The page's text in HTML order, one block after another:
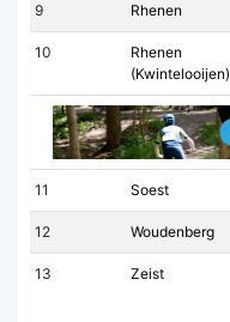
9 Rhenen
10
Rhenen
(Kwintelooijen)
11 Soest
12 Woudenberg
13 Zeist